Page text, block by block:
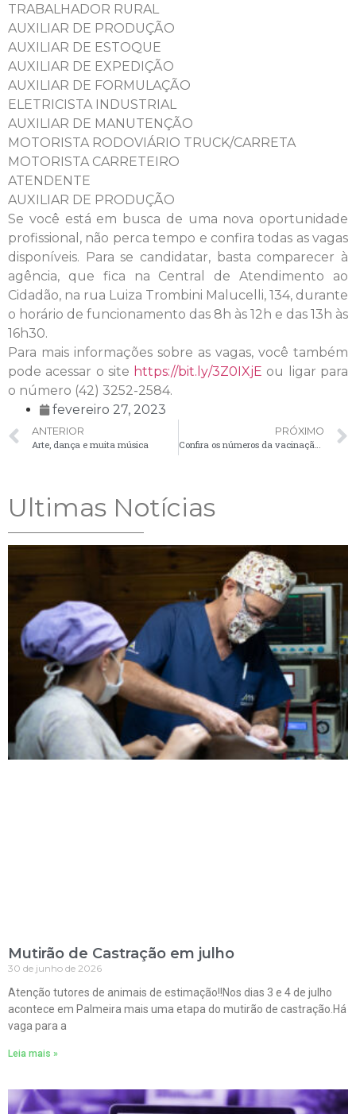
TRABALHADOR RURAL
AUXILIAR DE PRODUÇÃO
AUXILIAR DE ESTOQUE
AUXILIAR DE EXPEDIÇÃO
AUXILIAR DE FORMULAÇÃO
ELETRICISTA INDUSTRIAL
AUXILIAR DE MANUTENÇÃO
MOTORISTA RODOVIÁRIO TRUCK/CARRETA
MOTORISTA CARRETEIRO
ATENDENTE
AUXILIAR DE PRODUÇÃO
Se você está em busca de uma nova oportunidade
profissional, não perca tempo e confira todas as vagas
disponíveis. Para se candidatar, basta comparecer à
agência, que fica na Central de Atendimento ao
Cidadão, na rua Luiza Trombini Malucelli, 134, durante
o horário de funcionamento das 8h às 12h e das 13h às
16h30.
Para mais informações sobre as vagas, você também
pode acessar o site https://bit.ly/3Z0IXjE ou ligar para
o número (42) 3252-2584.
fevereiro 27, 2023
ANTERIOR
Arte, dança e muita música
PRÓXIMO
Ultimas Notícias
Mutirão de Castração em julho
30 de junho de 2026
Atenção tutores de animais de estimação!!Nos dias 3 e 4 de julho
acontece em Palmeira mais uma etapa do mutirão de castração.Há
vaga para a
Leia mais »